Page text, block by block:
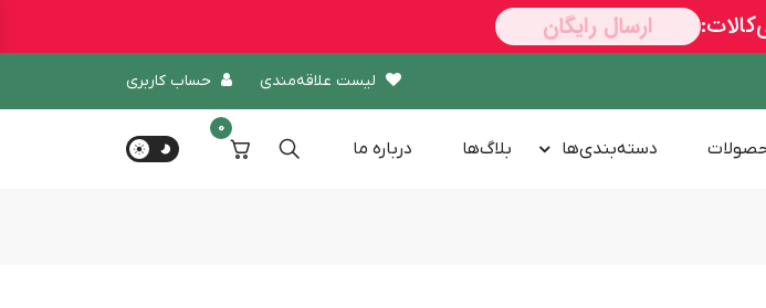
لیست علاقه‌مندی حساب کاربری
دسته‌بندی‌ها بلاگ‌ها درباره‌ ما
0